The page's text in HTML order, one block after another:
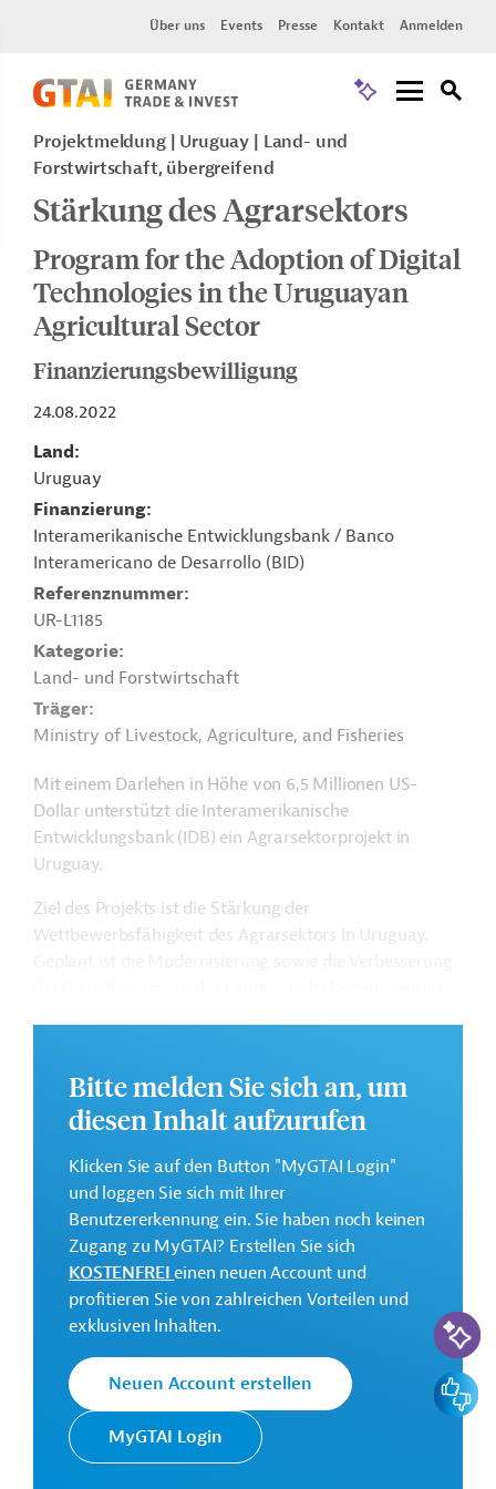
Über uns Events Presse Kontakt Anmelden
Projektmeldung Uruguay
Land- und
Forstwirtschaft, übergreifend
Stärkung des Agrarsektors
Program for the Adoption of Digital
Technologies in the Uruguayan
Agricultural Sector
Finanzierungsbewilligung
24.08.2022
Land
Uruguay
Finanzierung
Interamerikanische Entwicklungsbank / Banco
Interamericano de Desarrollo (BID)
Referenznummer
UR-L1185
Kategorie
Land- und Forstwirtschaft
Träger
Ministry of Livestock, Agriculture, and Fisheries
Mit einem Darlehen in Höhe von 6,5 Millionen US-
Dollar unterstützt die Interamerikanische
Entwicklungsbank (IDB) ein Agrarsektorprojekt in
Uruguay.
Ziel des Projekts ist die Stärkung der
Wettbewerbsfähigkeit des Agrarsektors in Uruguay.
vorgesehen.
Weitere Informationen zu dem geplanten
Entwicklungsprojekt finden Sie auf derWebseite der
.
Gesamtkosten:
7 Millionen US-Dollar
Geberbeitrag:
6,5 Millionen US-Dollar (Darlehen)
Kontaktadresse
Bitte melden Sie sich an, um
diesen Inhalt aufzurufen
Klicken Sie auf den Button "MyGTAI Login"
und loggen Sie sich mit Ihrer
Benutzererkennung ein. Sie haben noch keinen
Zugang zu MyGTAI? Erstellen Sie sich
KOSTENFREIeinen neuen Account und
profitieren Sie von zahlreichen Vorteilen und
exklusiven Inhalten.
Neuen Account erstellen
MyGTAI Login
KI-